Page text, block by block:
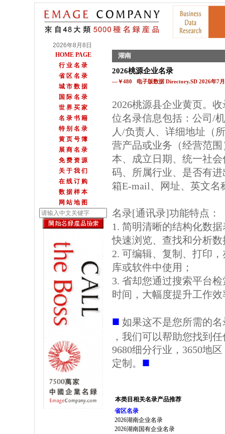
2026年8月8日
HOME PAGE
行 业 名 录
省 区 名 录
城 市 数 据
国 际 名 录
世 界 买 家
名 录 书 籍
特 别 名 录
黄 页 号 簿
展 商 名 录
免 费 资 源
关 于 我 们
在 线 订 购
数 据 样 本
网 站 地 图
湖南
2026桃源企业名录
—￥480 电子版数据 Directory.SD 2026年7
2026桃源县企业黄页。
位名录信息包括：公司/
人/负责人、详细地址（
营产品或业务（经营范
本、成立日期、统一社
码、所属行业、是否有
箱E-mail、网址、英文名
名录[通讯录]功能特点：
1. 简明清晰的结构化数
快速浏览、查找和分析数
2. 可编辑、复制、打印
库或软件中使用；
3. 省却您通过搜索平台
时间，大幅度提升工作效
■ 如果这不是您所需的
，我们可以帮助您找到
9680细分行业，3650地
定制。 ■
本类目相关名录产品推荐
省区名录
2026湖南企业名录
2026湖南国有企业名录